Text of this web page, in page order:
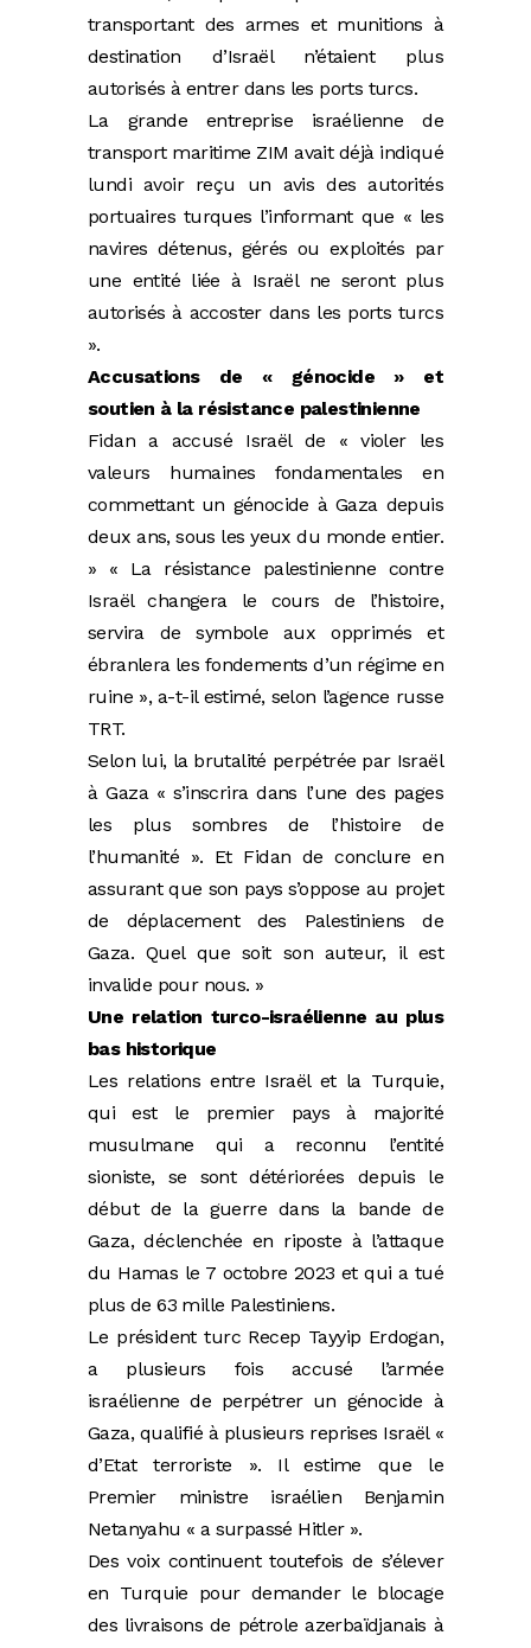
transportant des armes et munitions à
destination d’Israël n’étaient plus
autorisés à entrer dans les ports turcs.
La grande entreprise israélienne de
transport maritime ZIM avait déjà indiqué
lundi avoir reçu un avis des autorités
portuaires turques l’informant que « les
navires détenus, gérés ou exploités par
une entité liée à Israël ne seront plus
autorisés à accoster dans les ports turcs
».
Accusations de « génocide » et
soutien à la résistance palestinienne
Fidan a accusé Israël de « violer les
valeurs humaines fondamentales en
commettant un génocide à Gaza depuis
deux ans, sous les yeux du monde entier.
» « La résistance palestinienne contre
Israël changera le cours de l’histoire,
servira de symbole aux opprimés et
ébranlera les fondements d’un régime en
ruine », a-t-il estimé, selon l’agence russe
TRT.
Selon lui, la brutalité perpétrée par Israël
à Gaza « s’inscrira dans l’une des pages
les plus sombres de l’histoire de
l’humanité ». Et Fidan de conclure en
assurant que son pays s’oppose au projet
de déplacement des Palestiniens de
Gaza. Quel que soit son auteur, il est
invalide pour nous. »
Une relation turco-israélienne au plus
bas historique
Les relations entre Israël et la Turquie,
qui est le premier pays à majorité
musulmane qui a reconnu l’entité
sioniste, se sont détériorées depuis le
début de la guerre dans la bande de
Gaza, déclenchée en riposte à l’attaque
du Hamas le 7 octobre 2023 et qui a tué
plus de 63 mille Palestiniens.
Le président turc Recep Tayyip Erdogan,
a plusieurs fois accusé l’armée
israélienne de perpétrer un génocide à
Gaza, qualifié à plusieurs reprises Israël «
d’Etat terroriste ». Il estime que le
Premier ministre israélien Benjamin
Netanyahu « a surpassé Hitler ».
Des voix continuent toutefois de s’élever
en Turquie pour demander le blocage
des livraisons de pétrole azerbaïdjanais à